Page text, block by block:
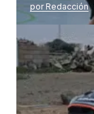
por Redacción